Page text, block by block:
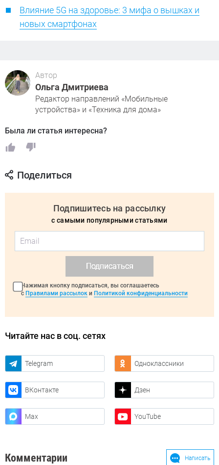
Влияние 5G на здоровье: 3 мифа о вышках и
новых смартфонах
Автор
Ольга Дмитриева
Редактор направлений «Мобильные
устройства» и «Техника для дома»
Была ли статья интересна?
Поделиться
Подпишитесь на рассылку
с самыми популярными статьями
Подписаться
Нажимая кнопку подписаться, вы соглашаетесь
с Правилами рассылок и Политикой конфиденциальности
Читайте нас в соц. сетях
Telegram Одноклассники
ВКонтакте Дзен
Max YouTube
Комментарии Написать